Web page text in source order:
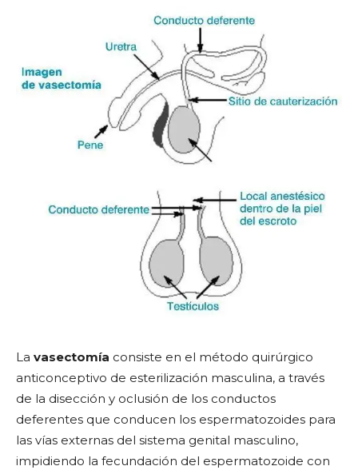
La vasectomía consiste en el método quirúrgico
anticonceptivo de esterilización masculina, a través
de la disección y oclusión de los conductos
deferentes que conducen los espermatozoides para
las vías externas del sistema genital masculino,
impidiendo la fecundación del espermatozoide con